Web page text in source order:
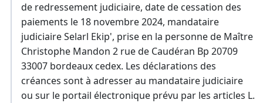
de redressement judiciaire, date de cessation des
paiements le 18 novembre 2024, mandataire
judiciaire Selarl Ekip', prise en la personne de Maître
Christophe Mandon 2 rue de Caudéran Bp 20709
33007 bordeaux cedex. Les déclarations des
créances sont à adresser au mandataire judiciaire
ou sur le portail électronique prévu par les articles L.